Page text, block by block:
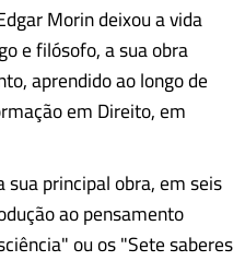
Morin deixou a vida
e filósofo, a sua obra
aprendido ao longo de
em Direito, em
principal obra, em seis
ao pensamento
ou os "Sete saberes